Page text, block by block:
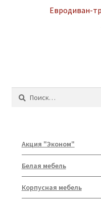
Евродиван-
Найти:
Акция "Эконом"
Белая мебель
Корпусная мебель